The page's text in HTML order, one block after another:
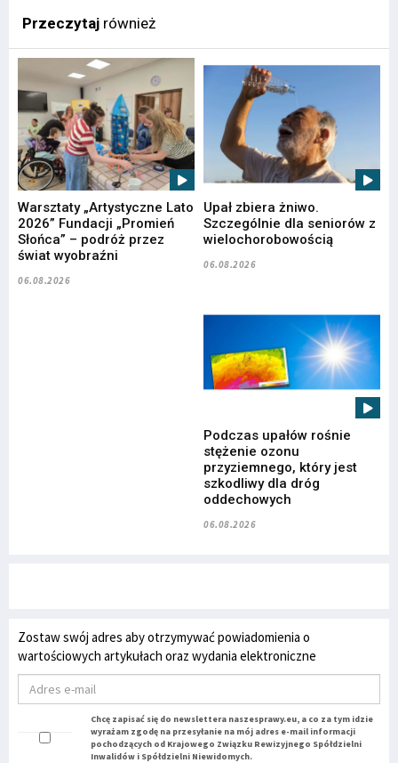
Przeczytaj również
Warsztaty „Artystyczne Lato
2026” Fundacji „Promień
Słońca” – podróż przez
świat wyobraźni
06.08.2026
Upał zbiera żniwo.
Szczególnie dla seniorów z
wielochorobowością
06.08.2026
Podczas upałów rośnie
stężenie ozonu
przyziemnego, który jest
szkodliwy dla dróg
oddechowych
06.08.2026
Zostaw swój adres aby otrzymywać powiadomienia o
wartościowych artykułach oraz wydania elektroniczne
Chcę zapisać się do newslettera naszesprawy.eu, a co za tym idzie
wyrażam zgodę na przesyłanie na mój adres e-mail informacji
pochodzących od Krajowego Związku Rewizyjnego Spółdzielni
Inwalidów i Spółdzielni Niewidomych.